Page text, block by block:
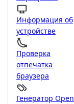
Информация об
устройстве
Проверка
отпечатка
браузера
Генератор Open